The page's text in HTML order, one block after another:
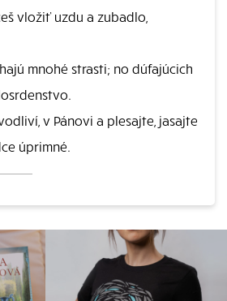
vložiť uzdu a zubadlo,
mnohé strasti; no dúfajúcich
v Pánovi a plesajte, jasajte
úprimné.